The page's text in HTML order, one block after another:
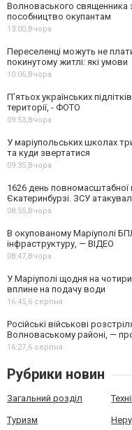
Волноваського священника
пособництво окупантам
13:00,Вчора
Переселенці можуть не
покинутому житлі: які умови
10:06,Вчора
П’ятьох українських
території, - ФОТО
09:53,Вчора
У маріупольських школах
та куди звертатися
09:35,Вчора
1626 день повномасштабної
Єкатеринбурзі. ЗСУ
08:55,Вчора
В окупованому Маріуполі
інфраструктуру, — ВІДЕО
08:47,Вчора
У Маріуполі щодня на
вплине на подачу води
16:45,6 серпня
Російські військові
Волноваському районі, —
16:27,6 серпня
Рубрики новин
Загальний розділ
Туризм